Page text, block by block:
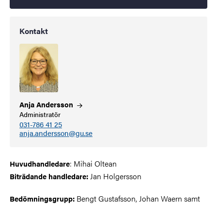
Kontakt
AnjaAndersson
Administratör
031-786 41 25
anja.andersson@gu.se
Huvudhandledare: Mihai Oltean
Biträdande handledare:Jan Holgersson
Bedömningsgrupp: Bengt Gustafsson, Johan Waern samt